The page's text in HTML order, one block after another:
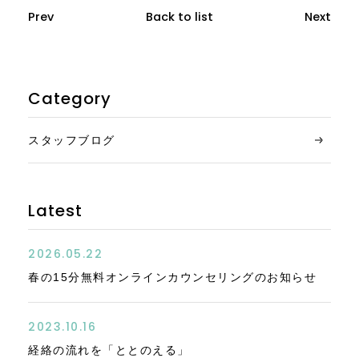
Prev Back to list Next
Category
スタッフブログ
Latest
2026.05.22
春の15分無料オンラインカウンセリングのお知らせ
2023.10.16
経絡の流れを「ととのえる」